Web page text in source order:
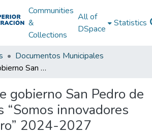
Communities
&
Collections
All of
DSpace
Statistics
Documentos Municipales
Programa de gobierno San Pedro de los Milagros “Somos innovadores para el futuro” 2024-2027
gobierno San Pedro de
“Somos innovadores
2024-2027